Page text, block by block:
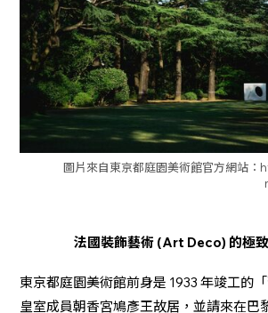
圖片來自東京都庭園美術館官方網站
法國裝飾藝術 (Art Deco) 的極
東京都庭園美術館前身是 1933 年竣工的
皇室成員朝香宮鳩彥王故居，並請來在巴